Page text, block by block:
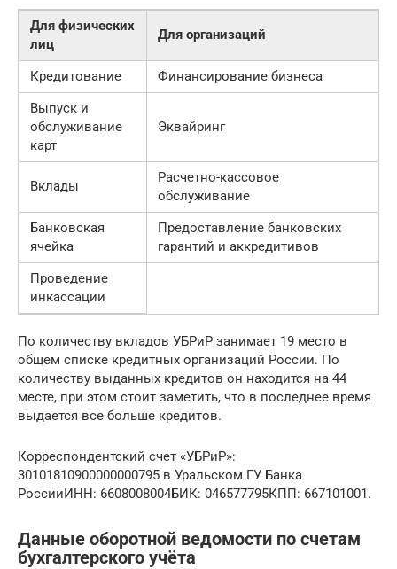
Для физических
лиц
Для организаций
Кредитование
Финансирование бизнеса
Выпуск и
обслуживание
карт
Эквайринг
Вклады
Расчетно-кассовое
обслуживание
Банковская
ячейка
Предоставление банковских
гарантий и аккредитивов
Проведение
инкассации
По количеству вкладов УБРиР занимает 19 место в
общем списке кредитных организаций России. По
количеству выданных кредитов он находится на 44
месте, при этом стоит заметить, что в последнее время
выдается все больше кредитов.
Корреспондентский счет «УБРиР»:
30101810900000000795 в Уральском ГУ Банка
РоссииИНН: 6608008004БИК: 046577795КПП: 667101001.
Данные оборотной ведомости по счетам
бухгалтерского учёта